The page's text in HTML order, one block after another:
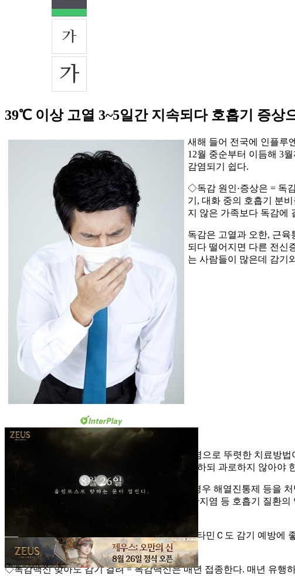
39℃ 이상 고열 3~5일간 지속되다 호흡기 증상
새해 들어 전국에 인플루
12월 중순부터 이듬해 3
감염되기 쉽다.
◇독감 원인·증상은 = 독
기, 대화 중의 호흡기 분
지 않은 가족보다 독감에
독감은 고열과 오한, 근
되다 떨어지면 다른 전신
는 사람들이 많은데 감기
◇바이러스 침투 막아라 = 독감은 바이러스 감염으로 뚜렷한 치료방
적절한 운동과 균형 잡힌 영양으로 체력을 유지하되 과로하지 않아야
발병 후 두통이 심하거나 고열, 근육통이 있는 경우 해열진통제 등을
의에게 조치를 받아야 한다. 독감에 걸리면 기관지염 등 호흡기 질환
최선책이다. 특히 예방접종이 중요하다.
중앙대학교병원 호흡기내과 박인원 교수는 “비타민Ｃ도 감기 예방에
마시는 것이 좋다”고 말했다.
◇독감백신 맞아도 감기 걸려 = 독감백신은 매년 접종한다. 매년 유행